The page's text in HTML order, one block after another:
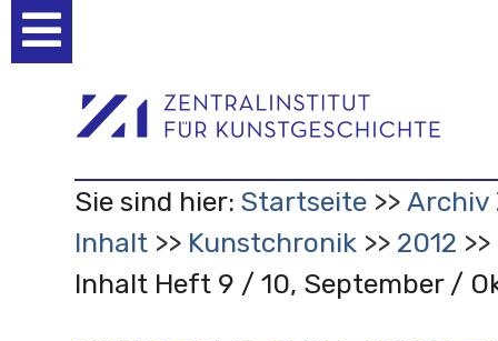
Werkzeuge
Sie sind hier: Startseite
Archiv
Inhalt
Kunstchronik 2012
Inhalt Heft 9 / 10, September /